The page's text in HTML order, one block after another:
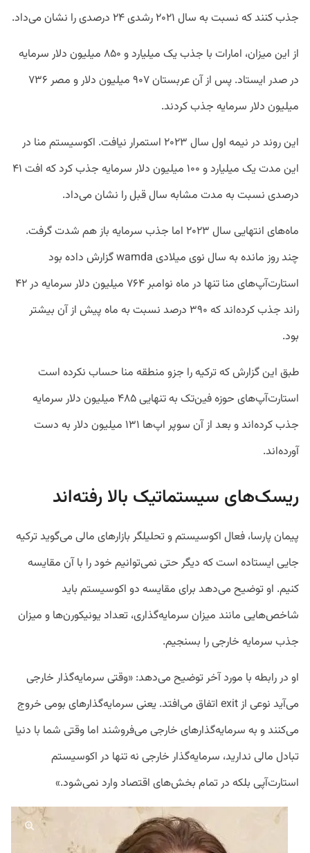
جذب کنند که نسبت به سال ۲۰۲۱ رشدی ۲۴ درصدی را نشان می‌داد.
از این میزان، امارات با جذب یک میلیارد و ۸۵۰ میلیون دلار سرمایه
در صدر ایستاد. پس از آن عربستان ۹۰۷ میلیون دلار و مصر ۷۳۶
میلیون دلار سرمایه جذب کردند.
این روند در نیمه اول سال ۲۰۲۳ استمرار نیافت. اکوسیستم منا در
این مدت یک میلیارد و ۱۰۰ میلیون دلار سرمایه جذب کرد که افت ۴۱
درصدی نسبت به مدت مشابه سال قبل را نشان می‌داد.
ماه‌های انتهایی سال ۲۰۲۳ اما جذب سرمایه باز هم شدت گرفت.
چند روز مانده به سال نوی میلادی wamda گزارش داده بود
استارت‌آپ‌های منا تنها در ماه نوامبر ۷۶۴ میلیون دلار سرمایه در ۴۲
راند جذب کرده‌اند که ۳۹۰ درصد نسبت به ماه پیش از آن بیشتر
بود.
طبق این گزارش که ترکیه را جزو منطقه منا حساب نکرده است
استارت‌آپ‌های حوزه فین‌تک به تنهایی ۴۸۵ میلیون دلار سرمایه
جذب کرده‌اند و بعد از آن سوپر اپ‌ها ۱۳۱ میلیون دلار به دست
آورده‌اند.
ریسک‌های سیستماتیک بالا رفته‌اند
پیمان پارسا، فعال اکوسیستم و تحلیلگر بازارهای مالی می‌گوید ترکیه
جایی ایستاده است که دیگر حتی نمی‌توانیم خود را با آن مقایسه
کنیم. او توضیح می‌دهد برای مقایسه دو اکوسیستم باید
شاخص‌هایی مانند میزان سرمایه‌گذاری، تعداد یونیکورن‌ها و میزان
جذب سرمایه خارجی را بسنجیم.
او در رابطه با مورد آخر توضیح می‌دهد: «وقتی سرمایه‌گذار خارجی
می‌آید نوعی از exit اتفاق می‌افتد. یعنی سرمایه‌گذارهای بومی خروج
می‌کنند و به سرمایه‌گذارهای خارجی می‌فروشند اما وقتی شما با دنیا
تبادل مالی ندارید، سرمایه‌گذار خارجی نه تنها در اکوسیستم
استارت‌آپی بلکه در تمام بخش‌های اقتصاد وارد نمی‌شود.»